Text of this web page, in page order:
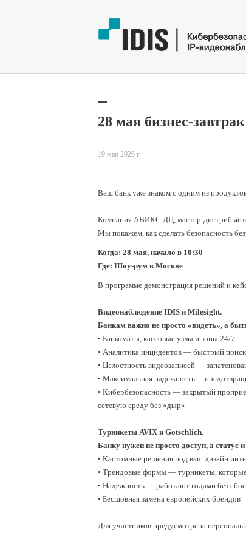
28 мая бизнес-
19 мая 2026 г.
Ваш банк уже знаком с одним из
Компания АВИКС ДЦ, мастер-
Мы покажем, как сделать безопасность
Когда: 28 мая, начало в 10:30
Где: Шоу-рум в Москве
В программе демонстрация решений и
Видеонаблюдение IDIS и Milesight.
Банкам важно не просто «видеть», а
• Банкоматы, кассовые узлы и зоны 24/7 —
• Аналитика инцидентов — быстрый
• Целостность видеозаписей —
• Максимальная надежность
• Кибербезопасность — закрытый
сетевую среду без «дыр»
Турникеты AVIX и Gotschlich.
Банку нужен не просто доступ, а статус
• Кастомные решения под ваш дизайн
• Трендовые формы — турникеты,
• Надежность — работают годами без
• Бесшовная замена европейских брендов
Для участников предусмотрена